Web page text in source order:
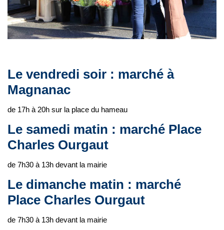
Le vendredi soir : marché à
Magnanac
de 17h à 20h sur la place du hameau
Le samedi matin : marché Place
Charles Ourgaut
de 7h30 à 13h devant la mairie
Le dimanche matin : marché
Place Charles Ourgaut
de 7h30 à 13h devant la mairie